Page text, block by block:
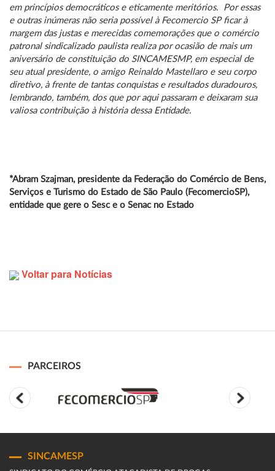
em princípios democráticos e eticamente meritórios. Por essas
e outras inúmeras não seria possível à Fecomercio SP ficar à
margem das justas e merecidas comemorações que o comércio
patronal sindicalizado paulista realiza por ocasião de mais um
aniversário de constituição do SINCAMESMP, em especial de
seu atual presidente, o amigo Reinaldo Mastellaro e seu corpo
diretivo, à frente de tantas conquistas e resultados duradouros,
lembrando, também, dos que por aqui passaram e deixaram sua
valiosa contribuição à história dessa Entidade.
*Abram Szajman, presidente da Federação do Comércio de Bens,
Serviços e Turismo do Estado de São Paulo (FecomercioSP),
entidade que gere o Sesc e o Senac no Estado
Voltar para Notícias
PARCEIROS
SINCAMESP